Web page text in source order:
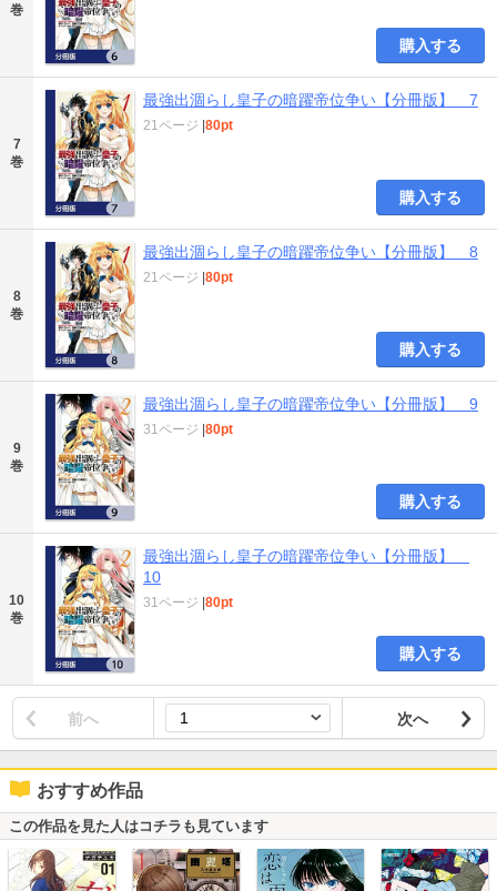
巻
購入する
7
巻
最強出涸らし皇子の暗躍帝位争い【分冊版】 7
21ページ |80pt
購入する
8
巻
最強出涸らし皇子の暗躍帝位争い【分冊版】 8
21ページ |80pt
購入する
9
巻
最強出涸らし皇子の暗躍帝位争い【分冊版】 9
31ページ |80pt
購入する
10
巻
最強出涸らし皇子の暗躍帝位争い【分冊版】
10
31ページ |80pt
購入する
前へ 次へ
おすすめ作品
この作品を見た人はコチラも見ています